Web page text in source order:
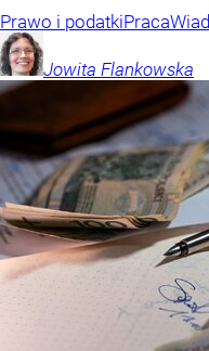
Prawo i podatkiPraca
Jowita Flankowska